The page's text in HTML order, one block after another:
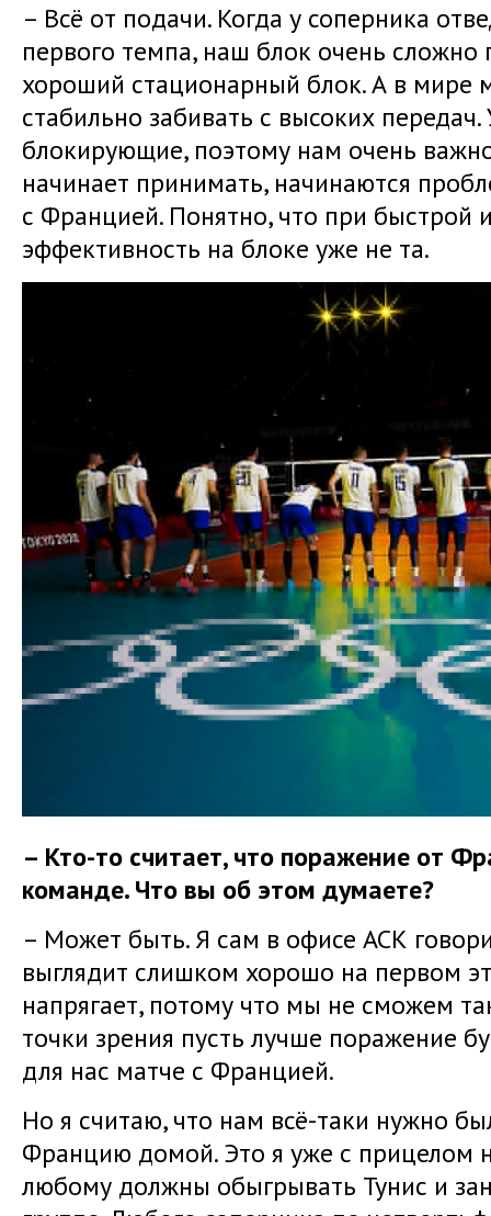
– Всё от подачи. Когда у соперника
первого темпа, наш блок очень сложно
хороший стационарный блок. А в мире
стабильно забивать с высоких
блокирующие, поэтому нам очень
начинает принимать, начинаются
с Францией. Понятно, что при быстрой
эффективность на блоке уже не та.
– Кто-то считает, что поражение от
команде. Что вы об этом думаете?
– Может быть. Я сам в офисе АСК
выглядит слишком хорошо на первом
напрягает, потому что мы не сможем
точки зрения пусть лучше поражение
для нас матче с Францией.
Но я считаю, что нам всё-таки нужно
Францию домой. Это я уже с прицелом
любому должны обыгрывать Тунис и